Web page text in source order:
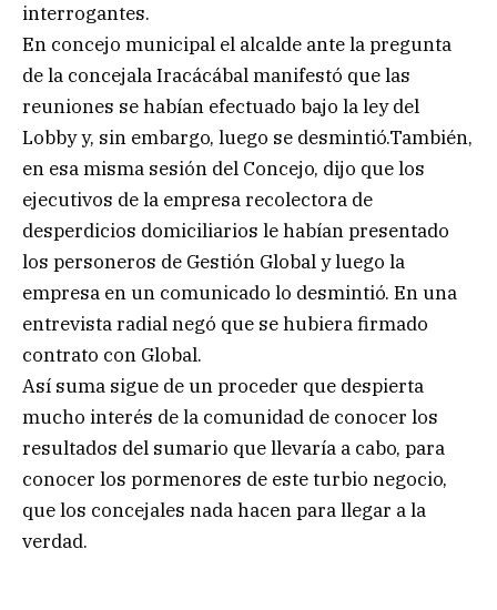
interrogantes.
En concejo municipal el alcalde ante la pregunta
de la concejala Iracácábal manifestó que las
reuniones se habían efectuado bajo la ley del
Lobby y, sin embargo, luego se desmintió.También,
en esa misma sesión del Concejo, dijo que los
ejecutivos de la empresa recolectora de
desperdicios domiciliarios le habían presentado
los personeros de Gestión Global y luego la
empresa en un comunicado lo desmintió. En una
entrevista radial negó que se hubiera firmado
contrato con Global.
Así suma sigue de un proceder que despierta
mucho interés de la comunidad de conocer los
resultados del sumario que llevaría a cabo, para
conocer los pormenores de este turbio negocio,
que los concejales nada hacen para llegar a la
verdad.